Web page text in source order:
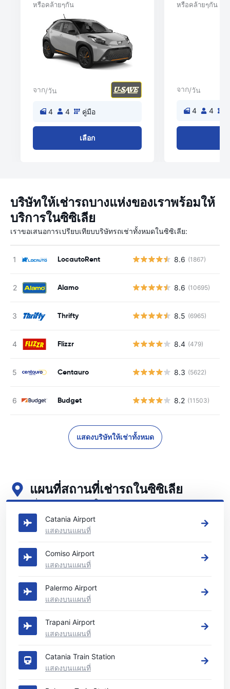
หรือคล้ายๆกัน
จาก/วัน
4 4 คู่มือ
เลือก
หรือคล้ายๆกัน
จาก/วัน
4 4
บริษัทให้เช่ารถบางแห่งของเราพร้อมให้
บริการในซิซิเลีย
เราขอเสนอการเปรียบเทียบบริษัทรถเช่าทั้งหมดในซิซิเลีย:
LocautoRent 8.6 (1867)
Alamo 8.6 (10695)
Thrifty 8.5 (6965)
Flizzr 8.4 (479)
Centauro 8.3 (5622)
Budget 8.2 (11503)
แสดงบริษัทให้เช่าทั้งหมด
แผนที่สถานที่เช่ารถในซิซิเลีย
ดูสถานที่เช่ารถหลักของเราในซิซิเลีย
Catania Airport
แสดงบนแผนที่
Comiso Airport
แสดงบนแผนที่
Palermo Airport
แสดงบนแผนที่
Trapani Airport
แสดงบนแผนที่
Catania Train Station
แสดงบนแผนที่